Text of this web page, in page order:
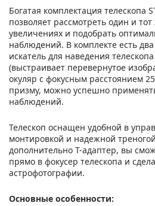
Богатая комплектация телескопа
позволяет рассмотреть один и
увеличениях и подобрать
наблюдений. В комплекте есть
искатель для наведения
(выстраивает перевернутое
окуляр с фокусным расстоянием
призму, можно успешно
наблюдений.
Телескоп оснащен удобной в
монтировкой и надежной
дополнительно Т-адаптер, вы
прямо в фокусер телескопа и
астрофотографии.
Основные особенности: